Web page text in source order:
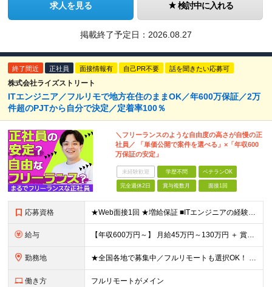
求人を見る 検討中に入れる
掲載終了予定日： 2026.08.27
終了間近 正社員 面接情報有 自己PR不要 話を聞きたい応募可
株式会社ライズストリート
ITエンジニア／フルリモで地方在住のままOK／年600万保証／2万
件超のPJTから自分で決定／定着率100％
＼フリーランスのような自由度の高さが自慢の正
社員／ 「単価公開で案件を選べる」×「年収600
万保証の安定」
未経験歓迎 学歴不問 ベテランOK
完全週休2日 賞与複数月 面接1回
応募資格 ★Web面接1回 ★増給保証 ■ITエンジニアの経験をお持ちの方（1年以上）※言語や担当フェーズは不問 ■学歴不問 ※ブランクのある方も歓迎！転職回数も問いません 【全国で活躍するエンジニアの定着
給与 【年収600万円～】 月給45万円～130万円 ＋ 賞与年2回（108万円～） ＋ 高還元（単価の80％～92％） ※残業代は1分単位で100％全額支給。サービス残業などは一切ありません ※試用期間6
勤務地 ★全国各地で募集中／フルリモートも選択OK！ ご自宅から通いやすい「全国のプロジェクト先」または「フルリモート・リモート」での勤務となります。 ※リモート実施率：96％ ※フルリモート勤務：多数実績
働き方 フルリモートがメイン